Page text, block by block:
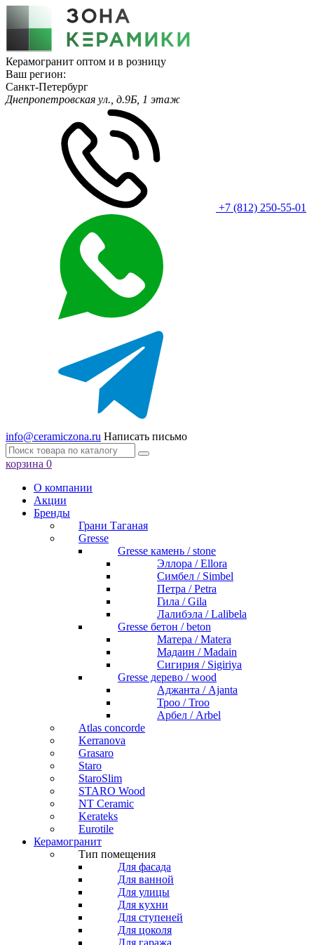
Керамогранит оптом и в розницу
Ваш регион:
Санкт-Петербург
Днепропетровская ул., д.9Б, 1 этаж
+7 (812) 250-55-01
info@ceramiczona.ru Написать письмо
корзина 0
О компании
Акции
Бренды
Грани Таганая
Gresse
Gresse камень / stone
Эллора / Ellora
Симбел / Simbel
Петра / Petra
Гила / Gila
Лалибэла / Lalibela
Gresse бетон / beton
Матера / Matera
Мадаин / Madain
Сигирия / Sigiriya
Gresse дерево / wood
Аджанта / Ajanta
Троо / Troo
Арбел / Arbel
Atlas concorde
Kerranova
Grasaro
Staro
StaroSlim
STARO Wood
NT Ceramic
Kerateks
Eurotile
Керамогранит
Тип помещения
Для фасада
Для ванной
Для улицы
Для кухни
Для ступеней
Для цоколя
Для гаража